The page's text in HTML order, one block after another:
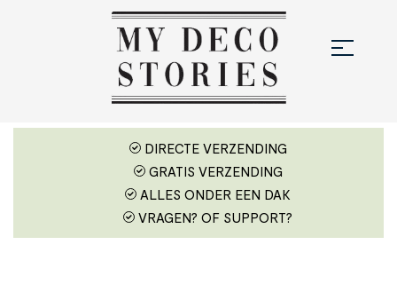
DIRECTE VERZENDING
GRATIS VERZENDING
ALLES ONDER EEN DAK
VRAGEN? OF SUPPORT?